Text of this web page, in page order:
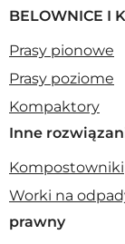
BELOWNICE I
Prasy pionowe
Prasy poziome
Kompaktory
Inne
Kompostowniki
Worki na
prawny